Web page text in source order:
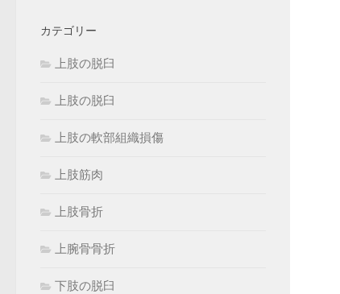
カテゴリー
上肢の脱臼
上肢の脱臼
上肢の軟部組織損傷
上肢筋肉
上肢骨折
上腕骨骨折
下肢の脱臼